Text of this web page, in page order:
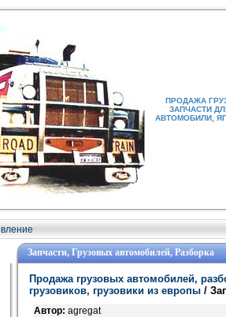
ПРОДАЖА
ЗАПЧАСТИ
АВТОМОБИЛИ,
Запчасти, Грузовых автомобилей, Разборка
Продажа грузовых автомобилей,
грузовиков, грузовики из европы /
Автор: agregat